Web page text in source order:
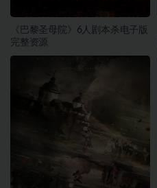
《巴黎圣母院》6人剧本杀电子版
完整资源